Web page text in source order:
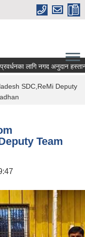
लागि नगद अनुदान हस्तान्तरण
SDC,ReMi Deputy
Team